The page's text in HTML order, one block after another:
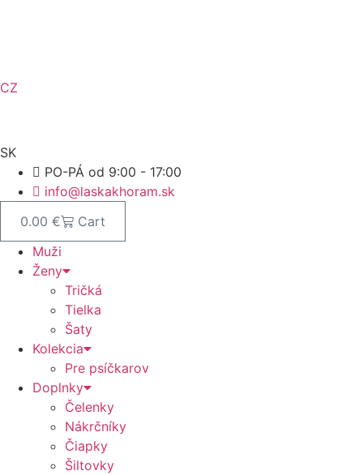
CZ
SK
PO-PÁ od 9:00 - 17:00
info@laskakhoram.sk
0.00 €
Cart
Muži
Ženy
Tričká
Tielka
Šaty
Kolekcia
Pre psíčkarov
Doplnky
Čelenky
Nákrčníky
Čiapky
Šiltovky